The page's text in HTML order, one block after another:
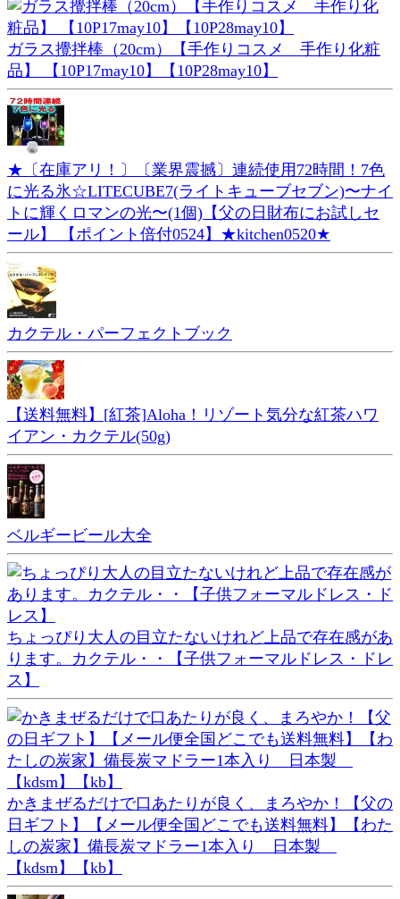
ガラス攪拌棒（20cm）【手作りコスメ 手作り化粧
品】 【10P17may10】【10P28may10】
★〔在庫アリ！〕〔業界震撼〕連続使用72時間！7色
に光る氷☆LITECUBE7(ライトキューブセブン)〜ナイ
トに輝くロマンの光〜(1個)【父の日財布にお試しセ
ール】 【ポイント倍付0524】★kitchen0520★
カクテル・パーフェクトブック
【送料無料】[紅茶]Aloha！リゾート気分な紅茶ハワ
イアン・カクテル(50g)
ベルギービール大全
ちょっぴり大人の目立たないけれど上品で存在感があ
ります。カクテル・・【子供フォーマルドレス・ドレ
ス】
かきまぜるだけで口あたりが良く、まろやか！【父の
日ギフト】【メール便全国どこでも送料無料】【わた
しの炭家】備長炭マドラー1本入り 日本製
【kdsm】【kb】